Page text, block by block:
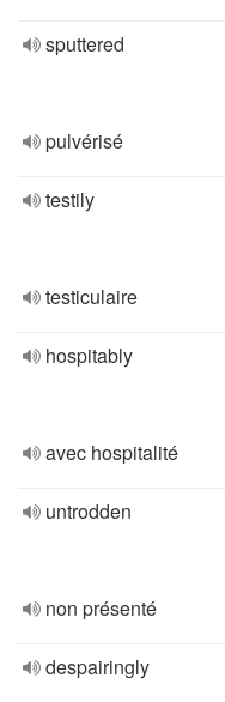
sputtered
pulvérisé
testily
testiculaire
hospitably
avec hospitalité
untrodden
non présenté
despairingly